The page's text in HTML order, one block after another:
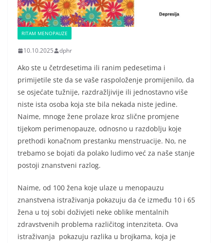
RITAM MENOPAUZE
10.10.2025 dphr
Ako ste u četrdesetima ili ranim pedesetima i
primijetile ste da se vaše raspoloženje promijenilo, da
se osjećate tužnije, razdražljivije ili jednostavno više
niste ista osoba koja ste bila nekada niste jedine.
Naime, mnoge žene prolaze kroz slične promjene
tijekom perimenopauze, odnosno u razdoblju koje
prethodi konačnom prestanku menstruacije. No, ne
trebamo se bojati da polako ludimo već za naše stanje
postoji znanstveni razlog.
Naime, od 100 žena koje ulaze u menopauzu
znanstvena istraživanja pokazuju da će između 10 i 65
žena u toj sobi doživjeti neke oblike mentalnih
zdravstvenih problema različitog intenziteta. Ova
istraživanja pokazuju razlika u brojkama, koja je